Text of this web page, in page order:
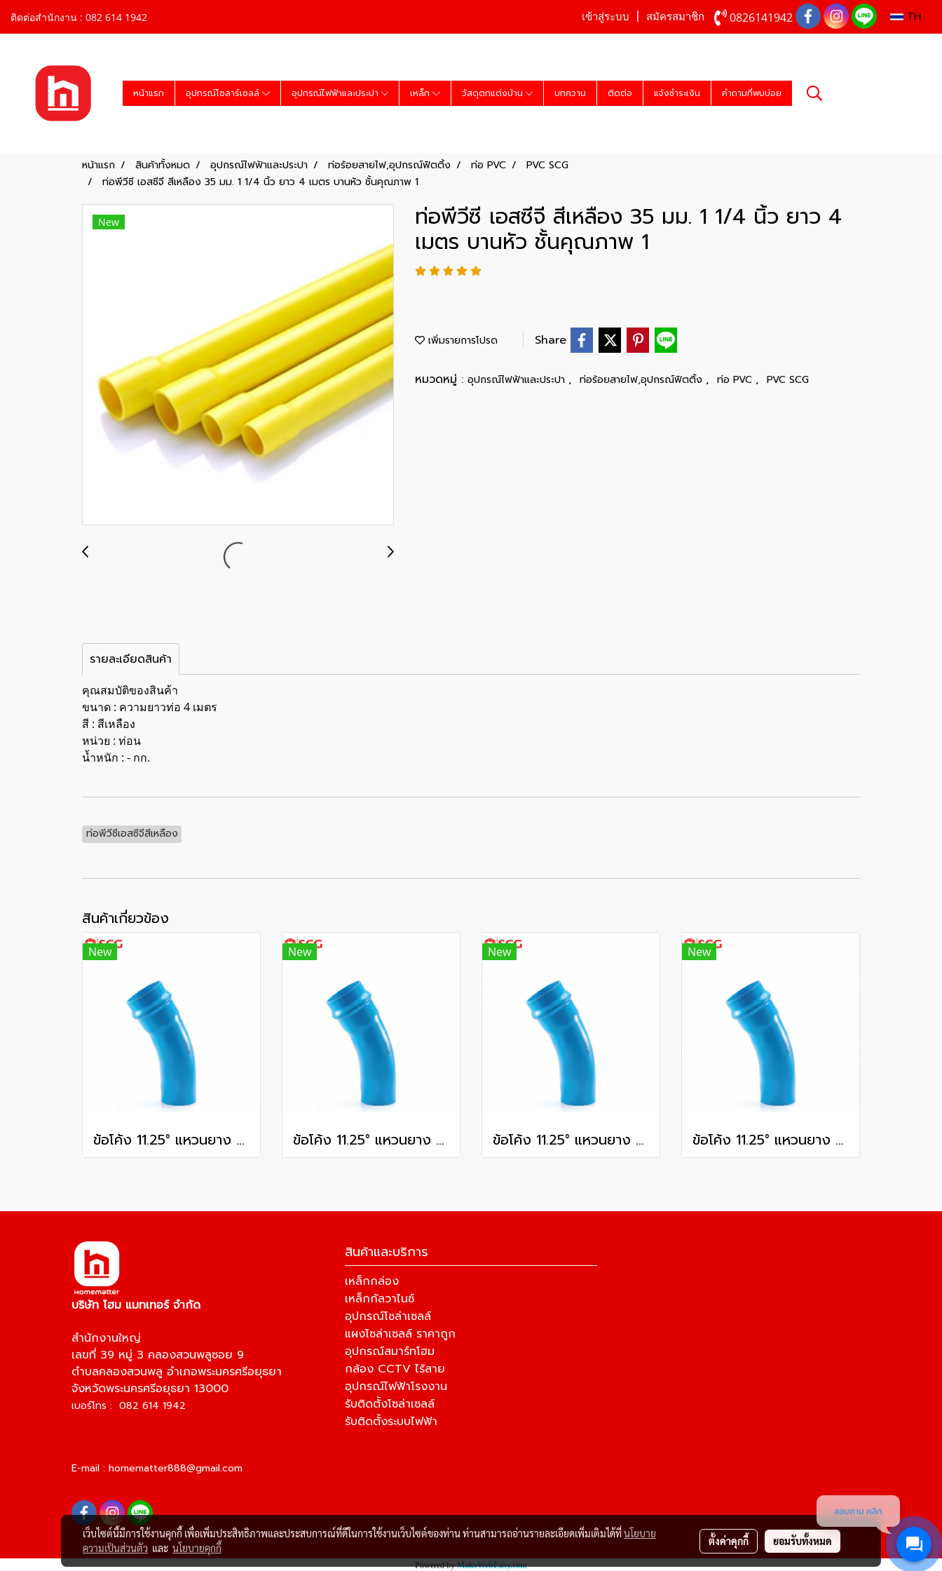
ติดต่อสำนักงาน : 082 614 1942 เข้าสู่ระบบ สมัครสมาชิก 0826141942 TH
หน้าแรก อุปกรณ์โซลาร์เซลล์ อุปกรณ์ไฟฟ้าและประปา เหล็ก วัสดุตกแต่งบ้าน บทความ ติดต่อ แจ้งชำระเงิน คำถามที่พบบ่อย
หน้าแรก สินค้าทั้งหมด อุปกรณ์ไฟฟ้าและประปา ท่อร้อยสายไฟ,อุปกรณ์ฟิตติ้ง ท่อ PVC
PVC SCG
ท่อพีวีซี เอสซีจี สีเหลือง 35 มม. 1 1/4 นิ้ว ยาว 4 เมตร บานหัว ชั้นคุณภาพ 1
New ท่อพีวีซี เอสซีจี สีเหลือง 35 มม. 1 1/4 นิ้ว ยาว 4
เมตร บานหัว ชั้นคุณภาพ 1
เพิ่มรายการโปรด Share
หมวดหมู่ : อุปกรณ์ไฟฟ้าและประปา , ท่อร้อยสายไฟ,อุปกรณ์ฟิตติ้ง , ท่อ PVC , PVC SCG
รายละเอียดสินค้า
คุณสมบัติของสินค้า
ขนาด : ความยาวท่อ 4 เมตร
สี : สีเหลือง
หน่วย : ท่อน
น้ำหนัก : - กก.
ท่อพีวีซีเอสซีจีสีเหลือง
สินค้าเกี่ยวข้อง
New
ข้อโค้ง 11.25° แหวนยาง ES1 SCG ขนาด 400 มม. (16 นิ้ว ) ชั้น 13.5
New
ข้อโค้ง 11.25° แหวนยาง ES1 SCG ขนาด 350 มม. (14 นิ้ว ) ชั้น 13.5
New
ข้อโค้ง 11.25° แหวนยาง ES1 SCG ขนาด 250 มม. (10 นิ้ว ) ชั้น 13.5
New
ข้อโค้ง 11.25° แหวนยาง ES1 SCG ขนาด 300 มม. (12 นิ้ว ) ชั้น 13.5
บริษัท โฮม แมทเทอร์ จำกัด
สำนักงานใหญ่
เลขที่ 39 หมู่ 3 คลองสวนพลูซอย 9
ตำบลคลองสวนพลู อำเภอพระนครศรีอยุธยา
จังหวัดพระนครศรีอยุธยา 13000
เบอร์โทร : 082 614 1942
E-mail : homematter888@gmail.com
สินค้าและบริการ
เหล็กกล่อง
เหล็กกัลวาไนซ์
อุปกรณ์โซล่าเซลล์
แผงโซล่าเซลล์ ราคาถูก
อุปกรณ์สมาร์ทโฮม
กล้อง CCTV ไร้สาย
อุปกรณ์ไฟฟ้าโรงงาน
รับติดตั้งโซล่าเซลล์
รับติดตั้งระบบไฟฟ้า
Powered byMakeWebEasy.com
เว็บไซต์นี้มีการใช้งานคุกกี้ เพื่อเพิ่มประสิทธิภาพและประสบการณ์ที่ดีในการใช้งานเว็บไซต์ของท่าน ท่านสามารถอ่านรายละเอียดเพิ่มเติมได้ที่นโยบาย
ความเป็นส่วนตัว และ นโยบายคุกกี้
ตั้งค่าคุกกี้ ยอมรับทั้งหมด
สอบถาม คลิก